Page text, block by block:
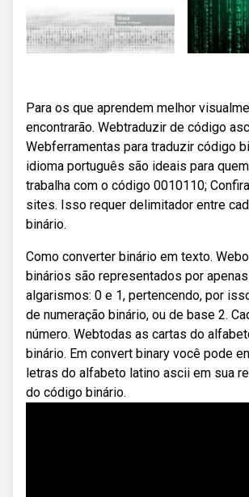
Para os que aprendem melhor
encontrarão. Webtraduzir de código
Webferramentas para traduzir código
idioma português são ideais para
trabalha com o código 0010110;
sites. Isso requer delimitador entre
binário.
Como converter binário em texto.
binários são representados por
algarismos: 0 e 1, pertencendo, por
de numeração binário, ou de base 2.
número. Webtodas as cartas do
binário. Em convert binary você pode
letras do alfabeto latino ascii em sua
do código binário.